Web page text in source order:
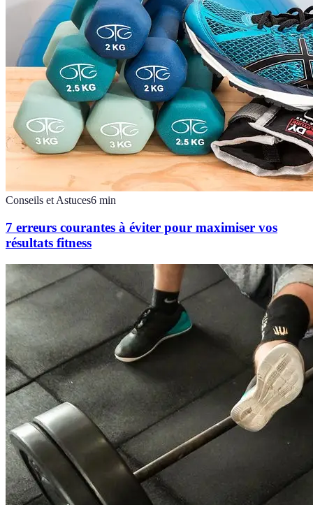
Conseils et Astuces6 min
7 erreurs courantes à éviter pour maximiser vos
résultats fitness